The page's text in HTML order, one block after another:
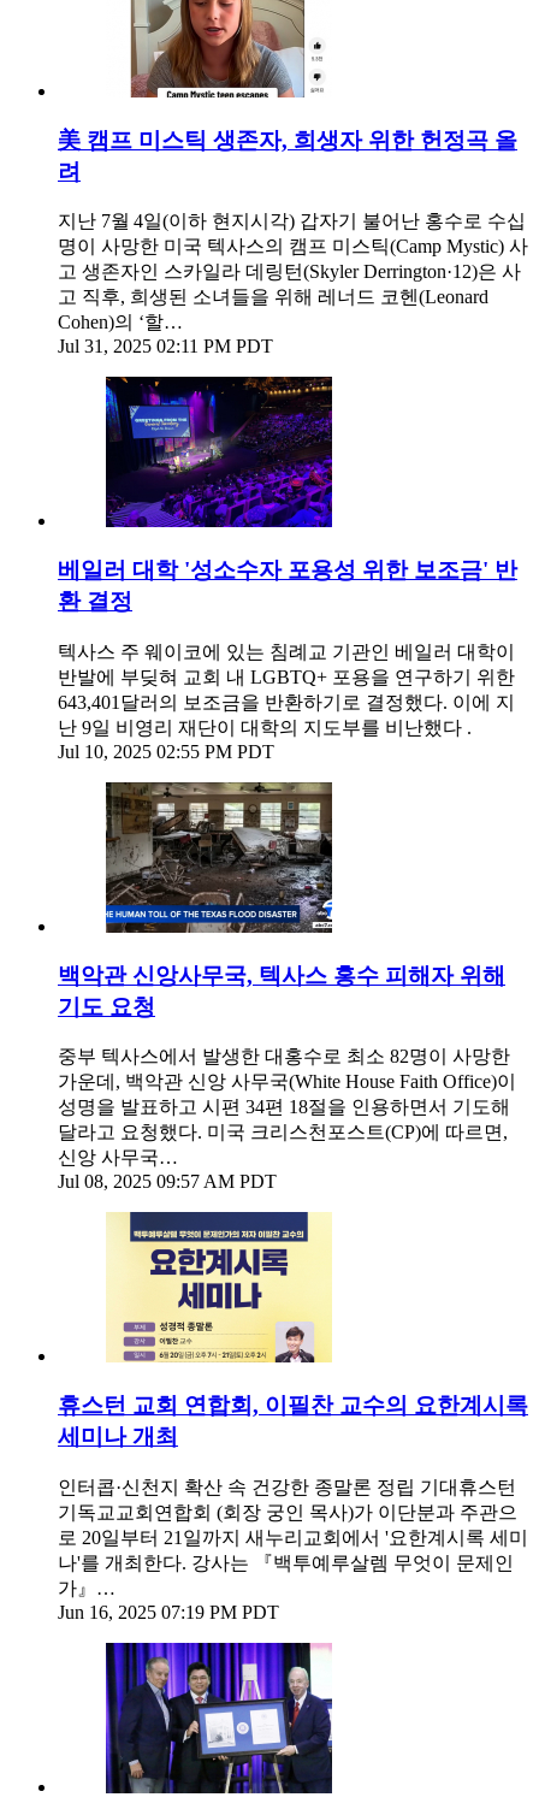
美 캠프 미스틱 생존자, 희생자 위한 헌정곡 올
려
지난 7월 4일(이하 현지시각) 갑자기 불어난 홍수로 수십
명이 사망한 미국 텍사스의 캠프 미스틱(Camp Mystic) 사
고 생존자인 스카일라 데링턴(Skyler Derrington·12)은 사
고 직후, 희생된 소녀들을 위해 레너드 코헨(Leonard
Cohen)의 ‘할…
Jul 31, 2025 02:11 PM PDT
베일러 대학 '성소수자 포용성 위한 보조금' 반
환 결정
텍사스 주 웨이코에 있는 침례교 기관인 베일러 대학이
반발에 부딪혀 교회 내 LGBTQ+ 포용을 연구하기 위한
643,401달러의 보조금을 반환하기로 결정했다. 이에 지
난 9일 비영리 재단이 대학의 지도부를 비난했다 .
Jul 10, 2025 02:55 PM PDT
백악관 신앙사무국, 텍사스 홍수 피해자 위해
기도 요청
중부 텍사스에서 발생한 대홍수로 최소 82명이 사망한
가운데, 백악관 신앙 사무국(White House Faith Office)이
성명을 발표하고 시편 34편 18절을 인용하면서 기도해
달라고 요청했다. 미국 크리스천포스트(CP)에 따르면,
신앙 사무국…
Jul 08, 2025 09:57 AM PDT
휴스턴 교회 연합회, 이필찬 교수의 요한계시록
세미나 개최
인터콥·신천지 확산 속 건강한 종말론 정립 기대휴스턴
기독교교회연합회 (회장 궁인 목사)가 이단분과 주관으
로 20일부터 21일까지 새누리교회에서 '요한계시록 세미
나'를 개최한다. 강사는 『백투예루살렘 무엇이 문제인
가』…
Jun 16, 2025 07:19 PM PDT